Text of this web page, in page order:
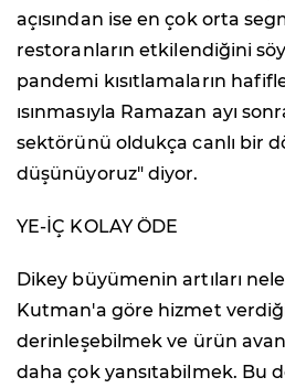
açısından ise en çok orta
restoranların etkilendiğini
pandemi kısıtlamaların
ısınmasıyla Ramazan ayı
sektörünü oldukça canlı bir
düşünüyoruz" diyor.
YE-İÇ KOLAY ÖDE
Dikey büyümenin artıları
Kutman'a göre hizmet
derinleşebilmek ve ürün
daha çok yansıtabilmek. Bu